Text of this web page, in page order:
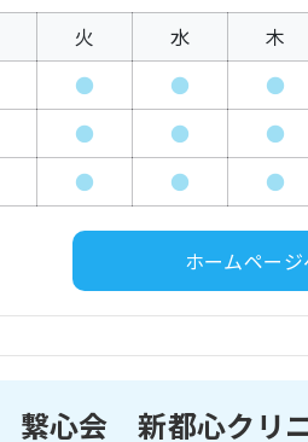
火 水 木
● ● ●
● ● ●
● ● ●
ホームページ
繋心会 新都心クリ